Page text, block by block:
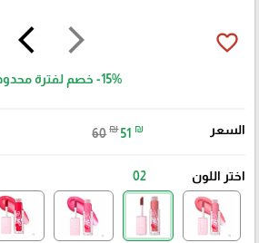
arrow_forward_ios
arrow_back_ios favorite_border
-15% خصم لفترة
السعر 60 ₪ 51 ₪
اختر اللون 02